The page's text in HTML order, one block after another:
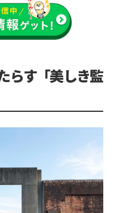
らす「美しき監